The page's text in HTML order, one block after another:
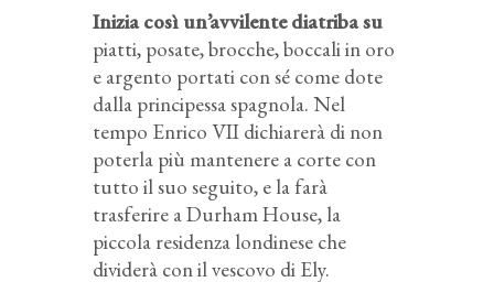
Inizia così un’avvilente diatriba su
piatti, posate, brocche, boccali in oro
e argento portati con sé come dote
dalla principessa spagnola. Nel
tempo Enrico VII dichiarerà di non
poterla più mantenere a corte con
tutto il suo seguito, e la farà
trasferire a Durham House, la
piccola residenza londinese che
dividerà con il vescovo di Ely.